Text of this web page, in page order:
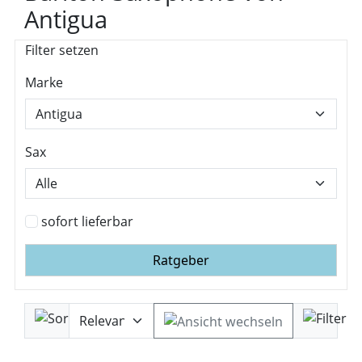
Antigua
Filter setzen
Marke
Sax
sofort lieferbar
Ratgeber